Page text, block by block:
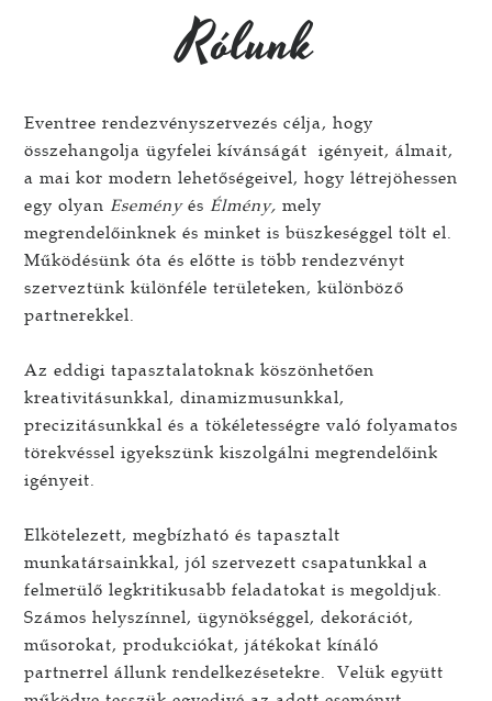
Rólunk
Eventree rendezvényszervezés célja, hogy
összehangolja ügyfelei kívánságát igényeit, álmait,
a mai kor modern lehetőségeivel, hogy létrejöhessen
egy olyanEseményésÉlmény, mely
megrendelőinknek és minket is büszkeséggel tölt el.
Működésünk óta és előtte is több rendezvényt
szerveztünk különféle területeken, különböző
partnerekkel.
Az eddigi tapasztalatoknak köszönhetően
kreativitásunkkal, dinamizmusunkkal,
precizitásunkkal és a tökéletességre való folyamatos
törekvéssel igyekszünk kiszolgálni megrendelőink
igényeit.
Elkötelezett, megbízható és tapasztalt
munkatársainkkal, jól szervezett csapatunkkal a
felmerülő legkritikusabb feladatokat is megoldjuk.
Számos helyszínnel, ügynökséggel, dekorációt,
műsorokat, produkciókat, játékokat kínáló
partnerrel állunk rendelkezésetekre. Velük együtt